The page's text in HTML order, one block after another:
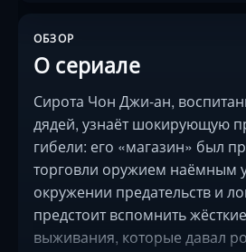
ОБЗОР
О сериале
Сирота Чон Джи-ан,
дядей, узнаёт шокирующую
гибели: его «магазин» был
торговли оружием наёмным
окружении предательств и
предстоит вспомнить
выживания, которые давал